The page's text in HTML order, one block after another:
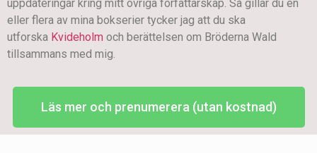
uppdateringar kring mitt övriga författarskap. Så gillar du en
eller flera av mina bokserier tycker jag att du ska
utforska Kvideholm och berättelsen om Bröderna Wald
tillsammans med mig.
Läs mer och prenumerera (utan kostnad)